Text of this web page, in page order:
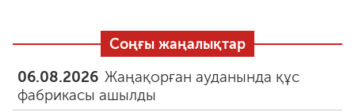
Соңғы жаңалықтар
06.08.2026 Жаңақорған ауданында құс
фабрикасы ашылды